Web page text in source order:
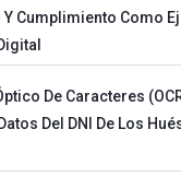
Cumplimiento Como
De Caracteres
Del DNI De Los